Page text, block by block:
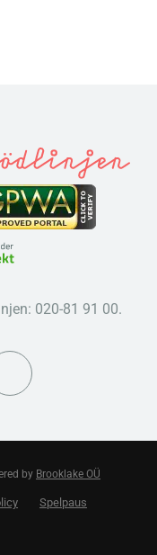
020-81 91 00.
by Brooklake OÜ
Spelpaus